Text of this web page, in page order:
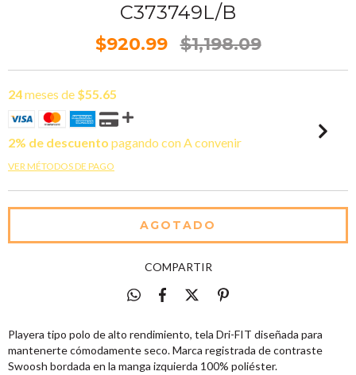
C373749L/B
$920.99 $1,198.09
24meses de $55.65
2% de descuento pagando con A convenir
VER MÉTODOS DE PAGO
COMPARTIR
Playera tipo polo de alto rendimiento, tela Dri-FIT diseñada para
mantenerte cómodamente seco. Marca registrada de contraste
Swoosh bordada en la manga izquierda 100% poliéster.